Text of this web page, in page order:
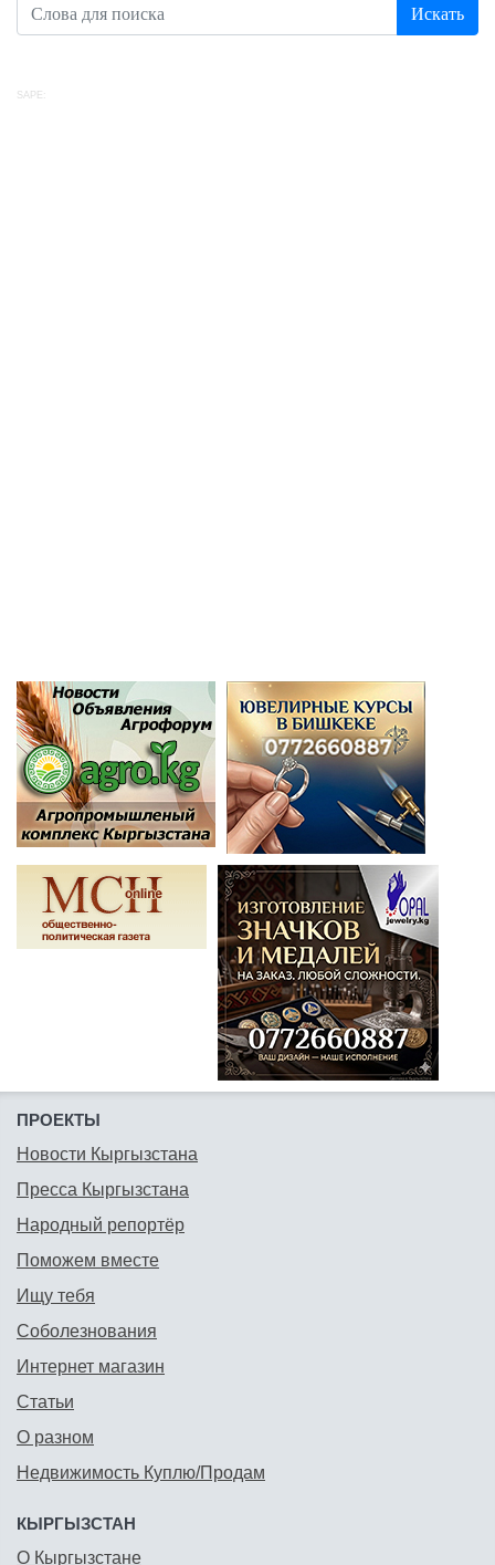
Искать
SAPE:
ПРОЕКТЫ
Новости Кыргызстана
Пресса Кыргызстана
Народный репортёр
Поможем вместе
Ищу тебя
Соболезнования
Интернет магазин
Статьи
О разном
Недвижимость Куплю/Продам
КЫРГЫЗСТАН
О Кыргызстане